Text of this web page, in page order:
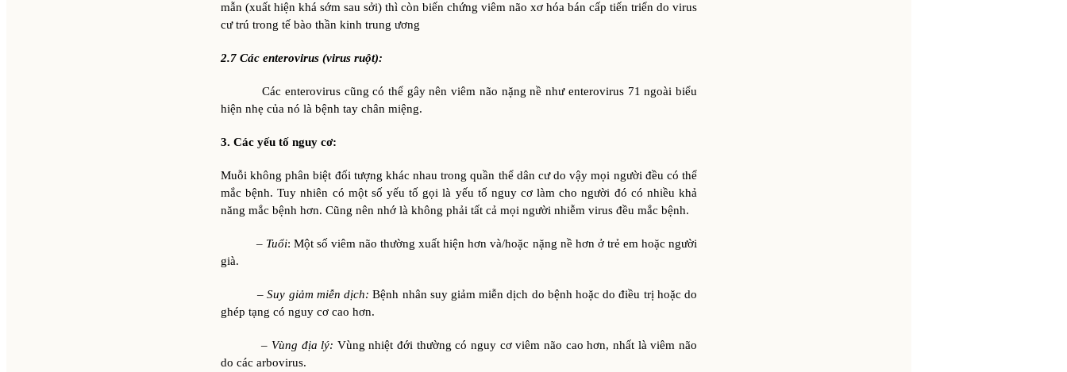
mẫn (xuất hiện khá sớm sau sởi) thì còn biến chứng viêm não xơ hóa bán cấp tiến triển do virus
cư trú trong tế bào thần kinh trung ương
2.7 Các enterovirus (virus ruột):
Các enterovirus cũng có thể gây nên viêm não nặng nề như enterovirus 71 ngoài biểu
hiện nhẹ của nó là bệnh tay chân miệng.
3. Các yếu tố nguy cơ:
Muỗi không phân biệt đối tượng khác nhau trong quần thể dân cư do vậy mọi người đều có thể
mắc bệnh. Tuy nhiên có một số yếu tố gọi là yếu tố nguy cơ làm cho người đó có nhiều khả
năng mắc bệnh hơn. Cũng nên nhớ là không phải tất cả mọi người nhiễm virus đều mắc bệnh.
– Tuổi: Một số viêm não thường xuất hiện hơn và/hoặc nặng nề hơn ở trẻ em hoặc người
già.
–Suy giảm miễn dịch: Bệnh nhân suy giảm miễn dịch do bệnh hoặc do điều trị hoặc do
ghép tạng có nguy cơ cao hơn.
– Vùng địa lý: Vùng nhiệt đới thường có nguy cơ viêm não cao hơn, nhất là viêm não
do các arbovirus.